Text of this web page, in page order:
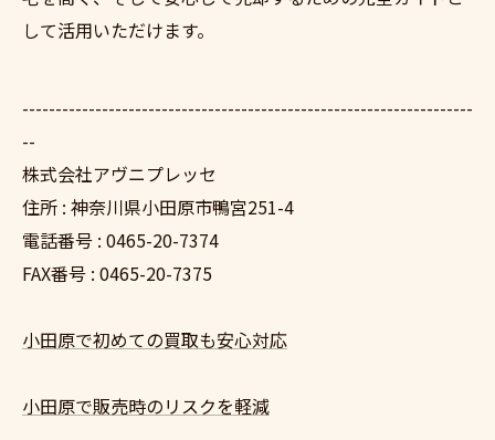
して活用いただけます。
--------------------------------------------------------------------
--
株式会社アヴニプレッセ
住所 : 神奈川県小田原市鴨宮251-4
電話番号 : 0465-20-7374
FAX番号 : 0465-20-7375
小田原で初めての買取も安心対応
小田原で販売時のリスクを軽減